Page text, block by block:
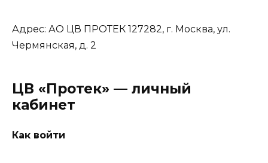
Адрес: АО ЦВ ПРОТЕК 127282, г. Москва, ул.
Чермянская, д. 2
ЦВ «Протек» — личный
кабинет
Как войти